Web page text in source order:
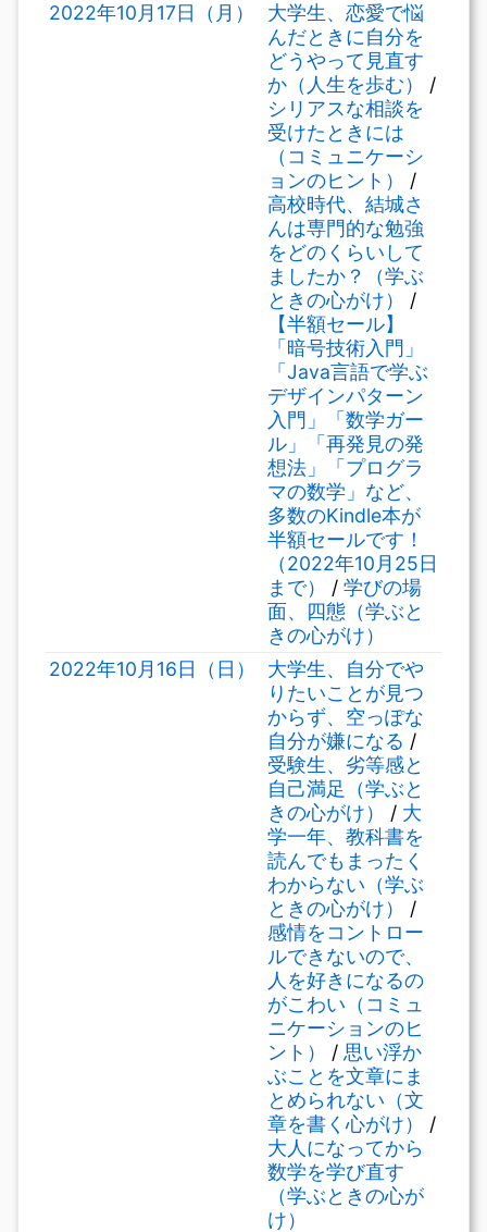
2022年10月17日（月）
大学生、恋愛で悩
んだときに自分を
どうやって見直す
か（人生を歩む）
/
シリアスな相談を
受けたときには
（コミュニケーシ
ョンのヒント）
/
高校時代、結城さ
んは専門的な勉強
をどのくらいして
ましたか？（学ぶ
ときの心がけ）
/
【半額セール】
「暗号技術入門」
「Java言語で学ぶ
デザインパターン
入門」「数学ガー
ル」「再発見の発
想法」「プログラ
マの数学」など、
多数のKindle本が
半額セールです！
（2022年10月25日
まで）
/ 学びの場
面、四態（学ぶと
きの心がけ）
2022年10月16日（日）
大学生、自分でや
りたいことが見つ
からず、空っぽな
自分が嫌になる /
受験生、劣等感と
自己満足（学ぶと
きの心がけ）
/ 大
学一年、教科書を
読んでもまったく
わからない（学ぶ
ときの心がけ）
/
感情をコントロー
ルできないので、
人を好きになるの
がこわい（コミュ
ニケーションのヒ
ント）
/ 思い浮か
ぶことを文章にま
とめられない（文
章を書く心がけ）
/
大人になってから
数学を学び直す
（学ぶときの心が
け）